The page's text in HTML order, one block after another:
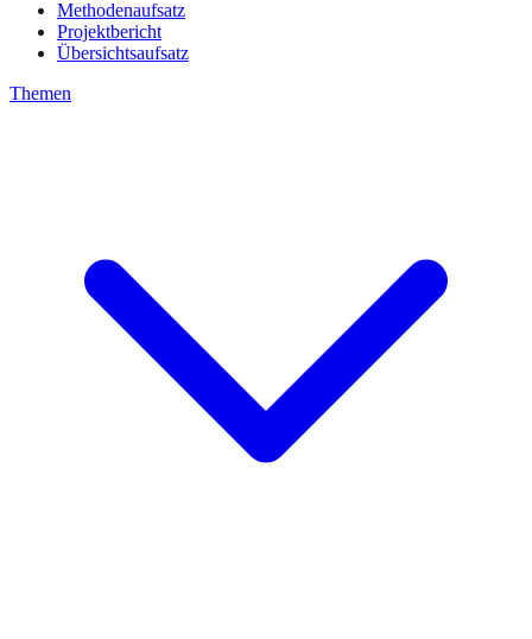
Methodenaufsatz
Projektbericht
Übersichtsaufsatz
Themen